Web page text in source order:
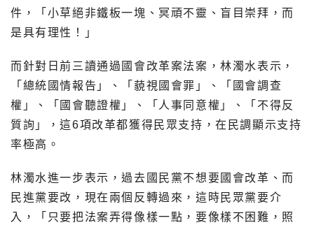
件，「小草絕非鐵板一塊、冥頑不靈、盲目崇拜，而
是具有理性！」
而針對日前三讀通過國會改革案法案，林濁水表示，
「總統國情報告」、「藐視國會罪」、「國會調查
權」、「國會聽證權」、「人事同意權」、「不得反
質詢」，這6項改革都獲得民眾支持，在民調顯示支持
率極高。
林濁水進一步表示，過去國民黨不想要國會改革、而
民進黨要改，現在兩個反轉過來，這時民眾黨要介
入，「只要把法案弄得像樣一點，要像樣不困難，照